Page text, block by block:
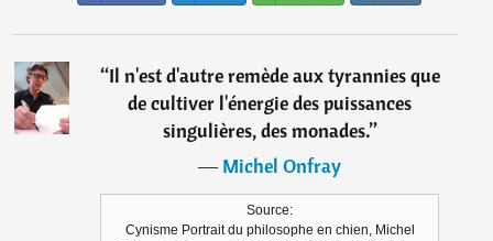
“Il n'est d'autre remède aux tyrannies que
de cultiver l'énergie des puissances
singulières, des monades.”
―Michel Onfray
Source:
Cynisme Portrait du philosophe en chien, Michel